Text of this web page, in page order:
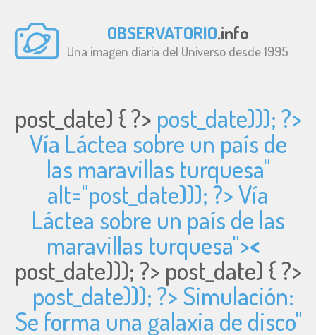
OBSERVATORIO.info
Una imagen diaria del Universo desde 1995
post_date) { ?> post_date))); ?>
Vía Láctea sobre un país de
las maravillas turquesa"
alt="post_date))); ?> Vía
Láctea sobre un país de las
maravillas turquesa"><
post_date))); ?> post_date) { ?>
post_date))); ?> Simulación:
Se forma una galaxia de disco"